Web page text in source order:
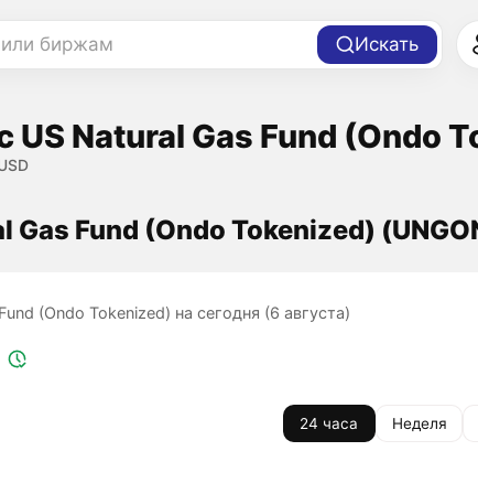
биржам Искать
US Natural Gas Fund (Ondo
Gas Fund (Ondo Tokenized)
(Ondo Tokenized) на сегодня (6 августа)
24 часа Неделя